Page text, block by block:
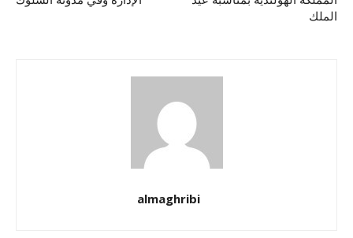
الملك
almaghribi